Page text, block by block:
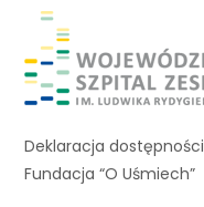
Deklaracja dostępności
Fundacja “O Uśmiech”